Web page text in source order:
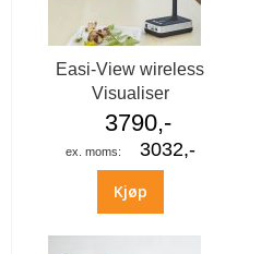
Easi-View wireless
Visualiser
3790,-
3032,-
Kjøp